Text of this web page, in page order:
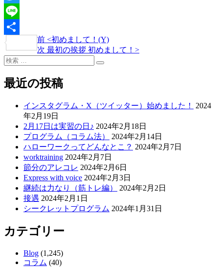
Twitter
Line
共
有
投
稿
ビ
過
去
稿
前 <初めまして！(Y)
次
稿
次 最初の挨拶 初めまして！ >
検
検
最近の投稿
インスタグラム・X（ツイッター）始めました！
2024
年2月19日
2月17日は実習の日♪ 2024年2月18日
プログラム（コラム法）
2024年2月14日
ハローワークってどんなとこ？ 2024年2月7日
worktraining 2024年2月7日
節分のアレコレ 2024年2月6日
Express with voice 2024年2月3日
継続は力なり（筋トレ編）
2024年2月2日
接遇 2024年2月1日
シークレットプログラム 2024年1月31日
カテゴリー
Blog (1,245)
コラム (40)